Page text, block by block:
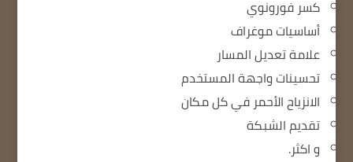
كسر فورونوي
أساسيات موغراف
علامة تعديل المسار
تحسينات واجهة المستخدم
الانزياح الأحمر في كل مكان
تقديم الشبكة
و اكثر.